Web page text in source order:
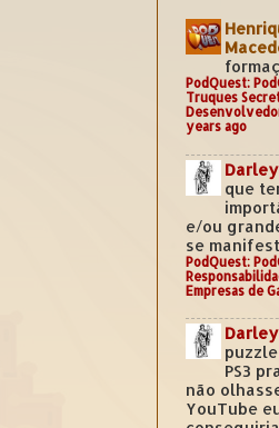
PodQuest:
Truques
years ago
que
e/ou
se
PodQuest:
Empresas de
PS3
não
YouTube